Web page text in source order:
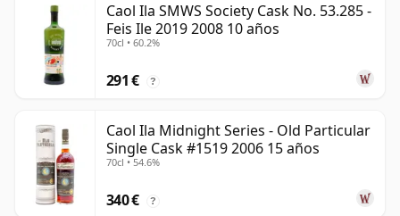
Caol Ila SMWS Society Cask No. 53.285 -
Feis Ile 2019 2008 10 años
70cl • 60.2%
291 € ?
Caol Ila Midnight Series - Old Particular
Single Cask #1519 2006 15 años
70cl • 54.6%
340 € ?